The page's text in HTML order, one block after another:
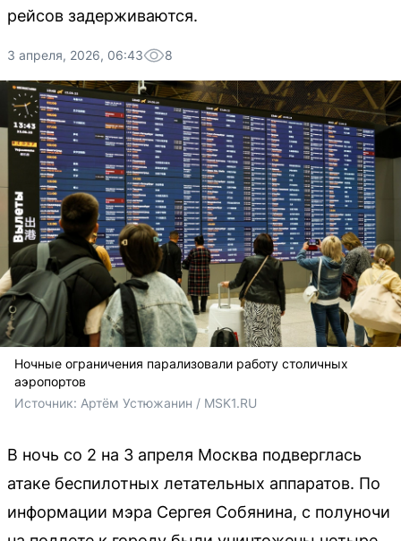
рейсов задерживаются.
3 апреля, 2026, 06:43 8
Ночные ограничения парализовали работу столичных
аэропортов
Источник: Артём Устюжанин / MSK1.RU
В ночь со 2 на 3 апреля Москва подверглась
атаке беспилотных летательных аппаратов. По
информации мэра Сергея Собянина, с полуночи